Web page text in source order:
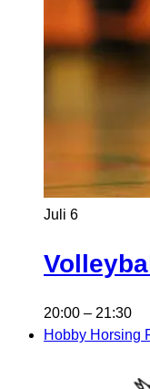
Juli 6
20:00 – 21:30
Hobby Horsing